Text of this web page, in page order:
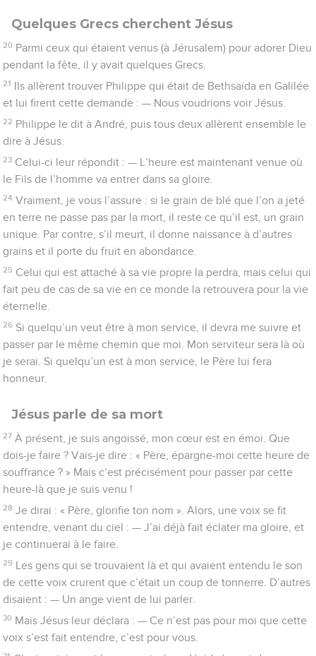
Quelques Grecs cherchent Jésus
20 Parmi ceux qui étaient venus (à Jérusalem) pour adorer Dieu
pendant la fête, il y avait quelques Grecs.
21 Ils allèrent trouver Philippe qui était de Bethsaïda en Galilée
et lui firent cette demande : — Nous voudrions voir Jésus.
22 Philippe le dit à André, puis tous deux allèrent ensemble le
dire à Jésus.
23 Celui-ci leur répondit : — L’heure est maintenant venue où
le Fils de l’homme va entrer dans sa gloire.
24 Vraiment, je vous l’assure : si le grain de blé que l’on a jeté
en terre ne passe pas par la mort, il reste ce qu’il est, un grain
unique. Par contre, s’il meurt, il donne naissance à d’autres
grains et il porte du fruit en abondance.
25 Celui qui est attaché à sa vie propre la perdra, mais celui qui
fait peu de cas de sa vie en ce monde la retrouvera pour la vie
éternelle.
26 Si quelqu’un veut être à mon service, il devra me suivre et
passer par le même chemin que moi. Mon serviteur sera là où
je serai. Si quelqu’un est à mon service, le Père lui fera
honneur.
Jésus parle de sa mort
27 À présent, je suis angoissé, mon cœur est en émoi. Que
dois-je faire ? Vais-je dire : « Père, épargne-moi cette heure de
souffrance ? » Mais c’est précisément pour passer par cette
heure-là que je suis venu !
28 Je dirai : « Père, glorifie ton nom ». Alors, une voix se fit
entendre, venant du ciel : — J’ai déjà fait éclater ma gloire, et
je continuerai à le faire.
29 Les gens qui se trouvaient là et qui avaient entendu le son
de cette voix crurent que c’était un coup de tonnerre. D’autres
disaient : — Un ange vient de lui parler.
30 Mais Jésus leur déclara : — Ce n’est pas pour moi que cette
voix s’est fait entendre, c’est pour vous.